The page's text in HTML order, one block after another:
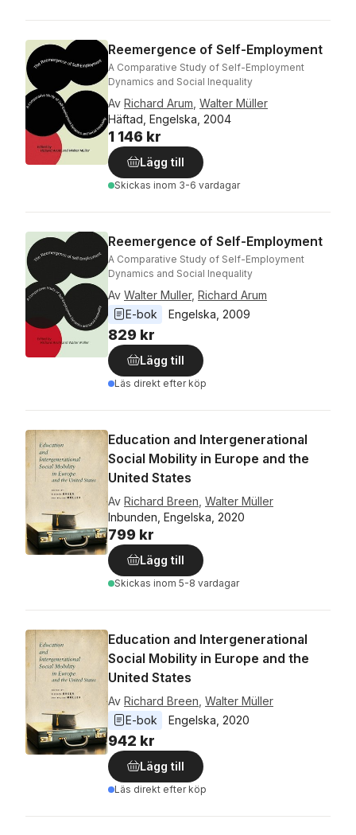
Reemergence of Self-Employment
A Comparative Study of Self-Employment
Dynamics and Social Inequality
Av Richard Arum Walter Müller
Häftad, Engelska, 2004
1 146 kr
Lägg till
Skickas inom 3-6 vardagar
Reemergence of Self-Employment
A Comparative Study of Self-Employment
Dynamics and Social Inequality
Av Walter Muller, Richard Arum
E-bok
Engelska 2009
829 kr
Lägg till
Läs direkt efter köp
Education and Intergenerational
Social Mobility in Europe and the
United States
Av Richard Breen Walter Müller
Inbunden, Engelska, 2020
799 kr
Lägg till
Skickas inom 5-8 vardagar
Education and Intergenerational
Social Mobility in Europe and the
United States
Av Richard Breen Walter Müller
E-bok
Engelska 2020
942 kr
Lägg till
Läs direkt efter köp